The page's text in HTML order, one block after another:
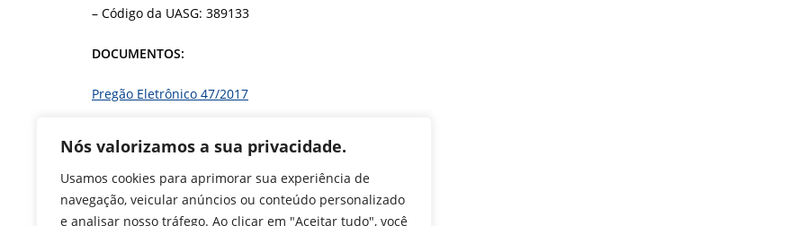
Nós valorizamos a sua privacidade.
Usamos cookies para aprimorar sua experiência de
navegação, veicular anúncios ou conteúdo personalizado
e analisar nosso tráfego. Ao clicar em "Aceitar tudo", você
– Código da UASG: 389133
DOCUMENTOS:
Pregão Eletrônico 47/2017
F
a
T
w
Li
n
W
h
M
e
Pr
in